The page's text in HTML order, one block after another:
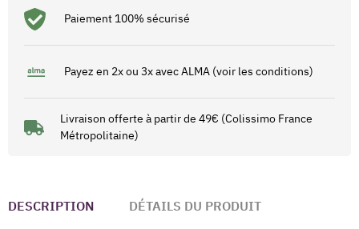
Paiement 100% sécurisé
Payez en 2x ou 3x avec ALMA (voir les conditions)
Livraison offerte à partir de 49€ (Colissimo France
Métropolitaine)
DESCRIPTION DÉTAILS DU PRODUIT